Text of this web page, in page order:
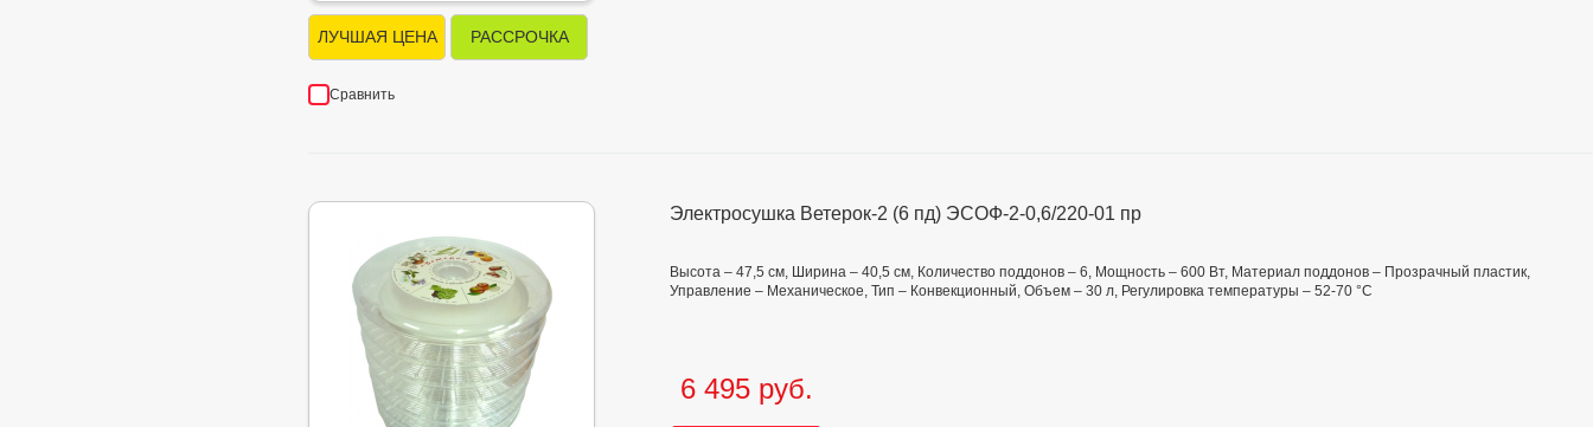
ЛУЧШАЯ ЦЕНА РАССРОЧКА
Сравнить
Электросушка Ветерок-2 (6 пд) ЭСОФ-2-0,6/220-01 пр
Высота – 47,5 см, Ширина – 40,5 см, Количество поддонов – 6, Мощность – 600 Вт, Материал поддонов – Прозрачный пластик,
Управление – Механическое, Тип – Конвекционный, Объем – 30 л, Регулировка температуры – 52-70 °C
6 495 руб.